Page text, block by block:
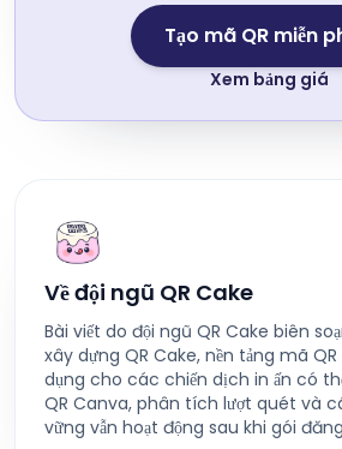
Tạo mã QR miễn
Xem bảng giá
Về đội ngũ QR Cake
Bài viết do đội ngũ QR Cake biên
xây dựng QR Cake, nền tảng mã
dụng cho các chiến dịch in ấn có
QR Canva, phân tích lượt quét và
vững vẫn hoạt động sau khi gói